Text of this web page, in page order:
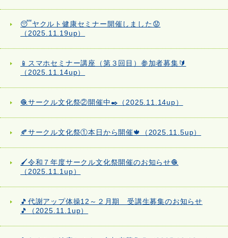
😴ヤクルト健康セミナー開催しました😟
（2025.11.19up）
📱スマホセミナー講座（第３回目）参加者募集🔰
（2025.11.14up）
🧶サークル文化祭②開催中✒️（2025.11.14up）
🍂サークル文化祭①本日から開催🍁（2025.11.5up）
🖌️令和７年度サークル文化祭開催のお知らせ🧶
（2025.11.1up）
🎵代謝アップ体操12～２月期 受講生募集のお知らせ
🎵（2025.11.1up）